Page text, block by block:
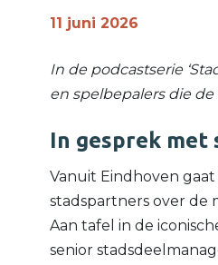
11 juni 2026
In de podcastserie
en spelbepalers die
In gesprek met
Vanuit Eindhoven
stadspartners over de
Aan tafel in de
senior